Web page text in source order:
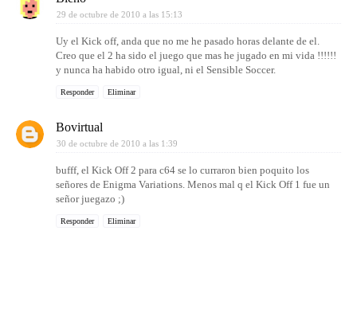
29 de octubre de 2010 a las 15:13
Uy el Kick off, anda que no me he pasado horas delante de el.
Creo que el 2 ha sido el juego que mas he jugado en mi vida !!!!!!
y nunca ha habido otro igual, ni el Sensible Soccer.
Responder Eliminar
Bovirtual
30 de octubre de 2010 a las 1:39
bufff, el Kick Off 2 para c64 se lo curraron bien poquito los
señores de Enigma Variations. Menos mal q el Kick Off 1 fue un
señor juegazo ;)
Responder Eliminar